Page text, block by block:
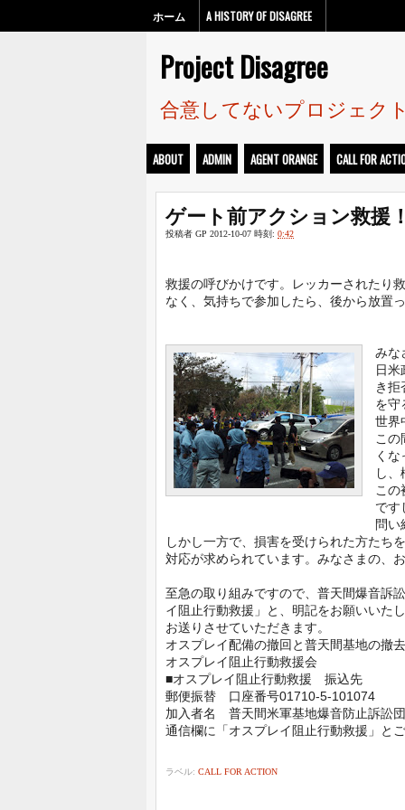
ホーム A HISTORY OF DISAGREE
Project Disagree
合意してないプロジェク
ABOUT ADMIN AGENT ORANGE CALL FOR
ゲート前アクション救援
投稿者 GP 2012-10-07 時刻: 0:42
救援の呼びかけです。レッカーされたり
なく、気持ちで参加したら、後から放置
みな
日米
き拒
を守
世界
この
く
し
この
です
問い
しかし一方で、損害を受けられた方たち
対応が求められています。みなさまの、
至急の取り組みですので、普天間爆音訴
イ阻止行動救援」と、明記をお願いいた
お送りさせていただきます。
オスプレイ配備の撤回と普天間基地の撤
オスプレイ阻止行動救援会
■オスプレイ阻止行動救援 振込先
郵便振替 口座番号01710-5-101074
加入者名 普天間米軍基地爆音防止訴訟団
通信欄に「オスプレイ阻止行動救援」と
ラベル: CALL FOR ACTION